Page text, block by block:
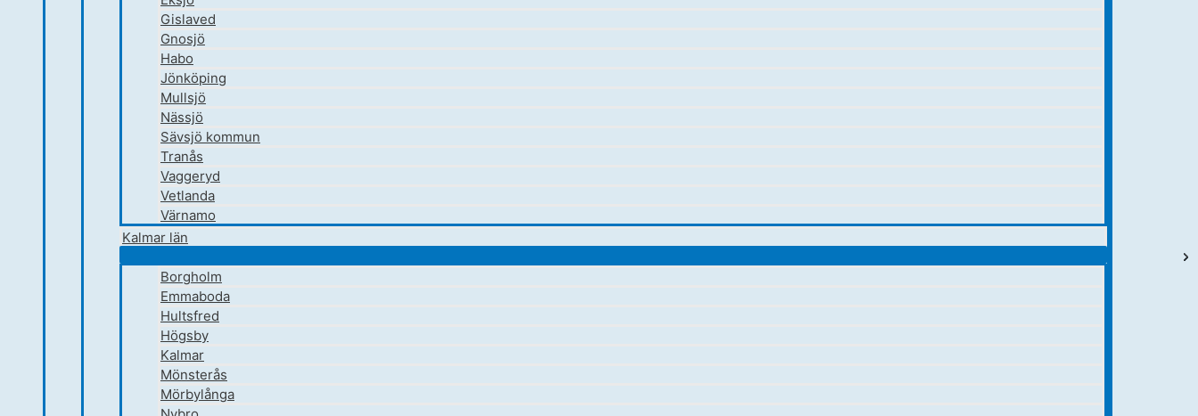
Gislaved
Gnosjö
Habo
Jönköping
Mullsjö
Nässjö
Sävsjö kommun
Tranås
Vaggeryd
Vetlanda
Värnamo
Kalmar län
Borgholm
Emmaboda
Hultsfred
Högsby
Kalmar
Mönsterås
Mörbylånga